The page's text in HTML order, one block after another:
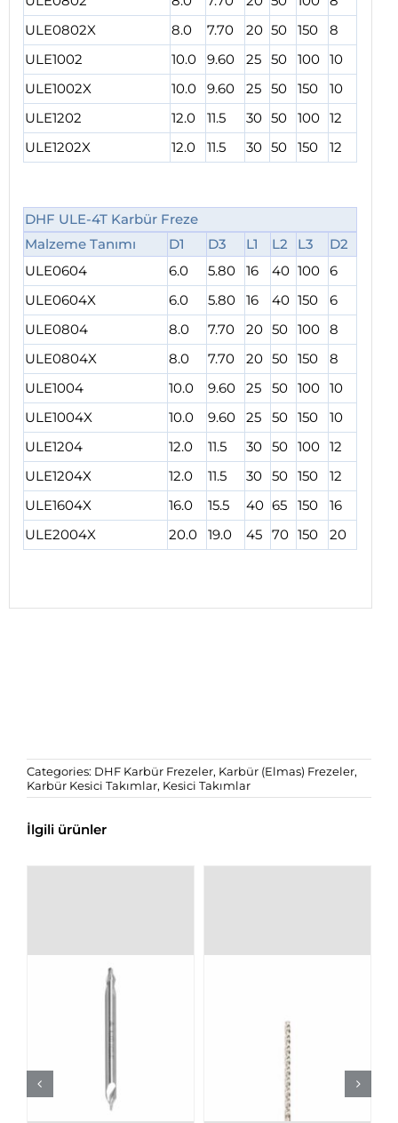
ULE0802X
8.0 7.70 20 50 150
8
ULE1002
10.0 9.60 25 50 100
10
ULE1002X
10.0 9.60 25 50 150
10
ULE1202
12.0 11.5 30 50 100
12
ULE1202X
12.0 11.5 30 50 150 12
DHF ULE-4T Karbür Freze
Malzeme Tanımı
D1 D3 L1 L2 L3
D2
ULE0604
6.0 5.80 16 40 100
6
ULE0604X
6.0 5.80 16 40 150
6
ULE0804
8.0 7.70 20 50 100
8
ULE0804X
8.0 7.70 20 50 150
8
ULE1004
10.0 9.60 25 50 100
10
ULE1004X
10.0 9.60 25 50 150
10
ULE1204
12.0 11.5 30 50 100
12
ULE1204X
12.0 11.5 30 50 150
12
ULE1604X
16.0 15.5 40 65 150
16
ULE2004X
20.0 19.0 45 70 150 20
Categories: DHF Karbür Frezeler, Karbür (Elmas) Frezeler,
Karbür Kesici Takımlar, Kesici Takımlar
İlgili ürünler